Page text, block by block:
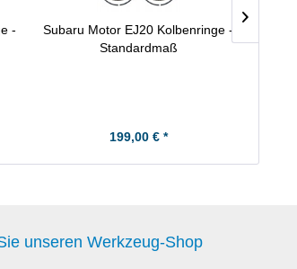
-
Subaru Motor EJ20 Kolbenringe -
Standardmaß
199,00 € *
unseren Werkzeug-Shop